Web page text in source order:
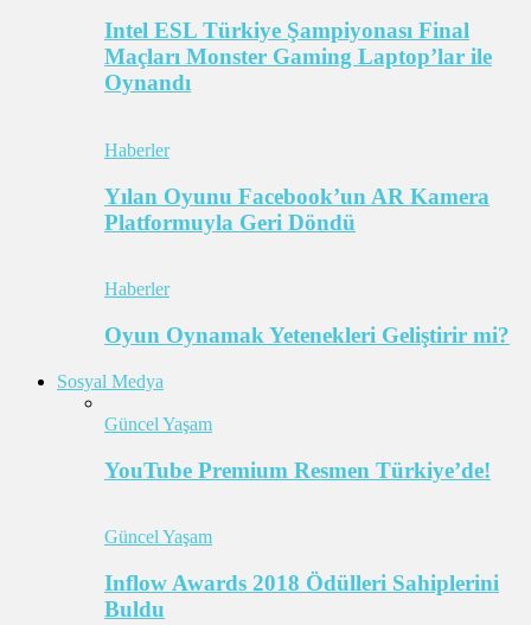
Intel ESL Türkiye Şampiyonası Final
Maçları Monster Gaming Laptop’lar ile
Oynandı
Haberler
Yılan Oyunu Facebook’un AR Kamera
Platformuyla Geri Döndü
Haberler
Oyun Oynamak Yetenekleri Geliştirir mi?
Sosyal Medya
Güncel Yaşam
YouTube Premium Resmen Türkiye’de!
Güncel Yaşam
Inflow Awards 2018 Ödülleri Sahiplerini
Buldu